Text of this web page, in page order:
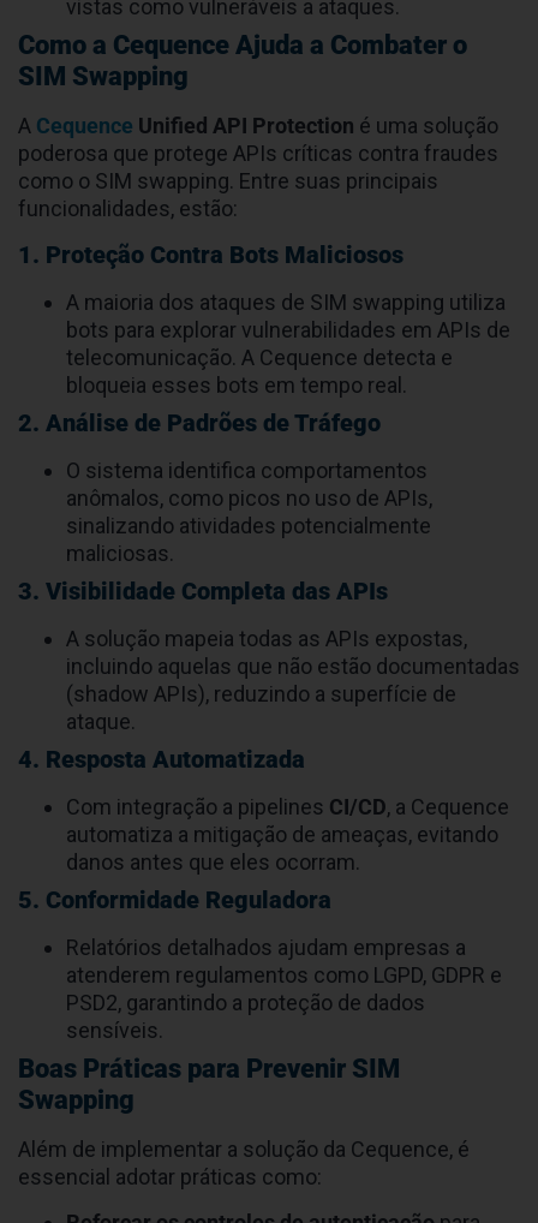
Impactos Diretos do SIM Swapping
Perda Financeira
: Os criminosos utilizam
informações interceptadas para realizar
transferências financeiras fraudulentas.
Comprometimento de APIs de
Telecomunicação : APIs mal configuradas são
alvos fáceis para cibercriminosos explorarem.
com perda de confiança de clientes ao serem
Como a Cequence Ajuda a Combater o
SIM Swapping
Cequence Unified API Protection
poderosa que protege APIs críticas contra fraudes
como o SIM swapping. Entre suas principais
funcionalidades, estão:
1. Proteção Contra Bots Maliciosos
A maioria dos ataques de SIM swapping utiliza
bots para explorar vulnerabilidades em APIs de
telecomunicação. A Cequence detecta e
bloqueia esses bots em tempo real.
2. Análise de Padrões de Tráfego
O sistema identifica comportamentos
anômalos, como picos no uso de APIs,
sinalizando atividades potencialmente
maliciosas.
3. Visibilidade Completa das APIs
A solução mapeia todas as APIs expostas,
incluindo aquelas que não estão documentadas
(shadow APIs), reduzindo a superfície de
ataque.
4. Resposta Automatizada
Com integração a pipelinesCI/CD, a Cequence
automatiza a mitigação de ameaças, evitando
danos antes que eles ocorram.
5. Conformidade Reguladora